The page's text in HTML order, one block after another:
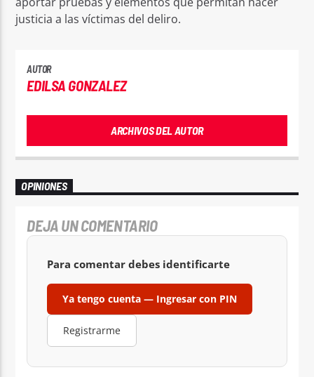
justicia a las víctimas del deliro.
AUTOR
EDILSA GONZALEZ
ARCHIVOS DEL AUTOR
OPINIONES
DEJA UN COMENTARIO
Para comentar debes identificarte
Ya tengo cuenta — Ingresar con PIN
Registrarme